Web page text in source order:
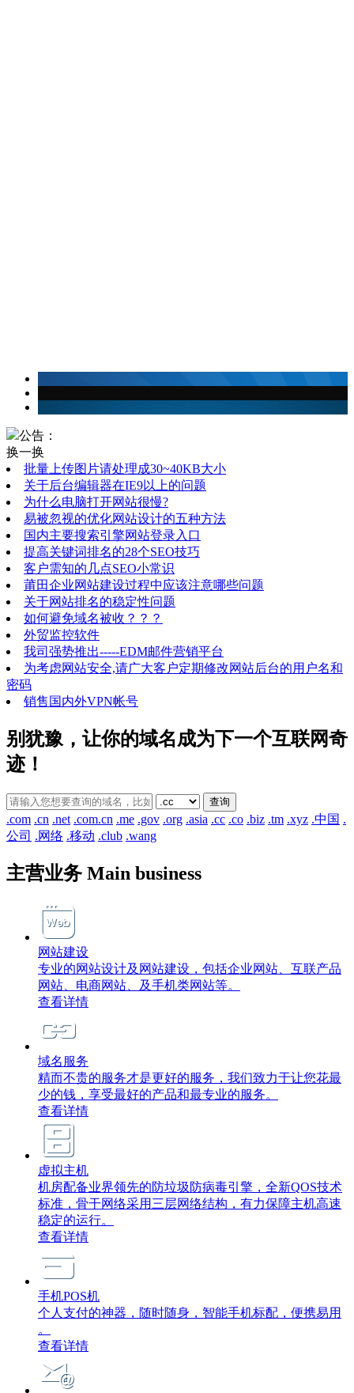
公告：
换一换
批量上传图片请处理成30~40KB大小
关于后台编辑器在IE9以上的问题
为什么电脑打开网站很慢?
易被忽视的优化网站设计的五种方法
国内主要搜索引擎网站登录入口
提高关键词排名的28个SEO技巧
客户需知的几点SEO小常识
莆田企业网站建设过程中应该注意哪些问题
关于网站排名的稳定性问题
如何避免域名被收？？？
外贸监控软件
我司强势推出-----EDM邮件营销平台
为考虑网站安全,请广大客户定期修改网站后台的用户名和
密码
销售国内外VPN帐号
别犹豫，让你的域名成为下一个互联网奇
迹！
.com .cn .net .com.cn .me .gov .org .asia .cc .co .biz .tm .xyz .中国 .
公司 .网络 .移动 .club .wang
主营业务 Main business
网站建设
专业的网站设计及网站建设，包括企业网站、互联产品
网站、电商网站、及手机类网站等。
查看详情
域名服务
精而不贵的服务才是更好的服务，我们致力于让您花最
少的钱，享受最好的产品和最专业的服务。
查看详情
虚拟主机
机房配备业界领先的防垃圾防病毒引擎，全新QOS技术
标准，骨干网络采用三层网络结构，有力保障主机高速
稳定的运行。
查看详情
手机POS机
个人支付的神器，随时随身，智能手机标配，便携易用
。
查看详情